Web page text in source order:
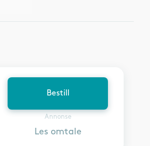
Bestill
Annonse
Les omtale